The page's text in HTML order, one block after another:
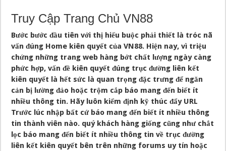
Truy Cập Trang Chủ VN88
Bước bước đầu tiên với thị hiếu buộc phải thiết là tróc nã
vấn đúng Home kiên quyết của VN88. Hiện nay, vì triệu
chứng những trang web hàng bớt chất lượng ngày càng
phức hợp, vấn đề kiên quyết đúng trục đường liên kết
kiên quyết là hết sức là quan trọng đặc trưng để ngăn
cản bị lường đảo hoặc trộm cắp báo mang đến biết ít
nhiều thông tin. Hãy luôn kiểm định kỹ thúc đẩy URL
Trước lúc nhập bất cứ báo mang đến biết ít nhiều thông
tin thành viên nào. quý khách hàng giống cũng như chắt
lọc báo mang đến biết ít nhiều thông tin về trục đường
liên kết kiên quyết bên trên những forums uy tín hoặc